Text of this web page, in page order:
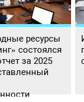
ресурсы
состоялся
за 2025